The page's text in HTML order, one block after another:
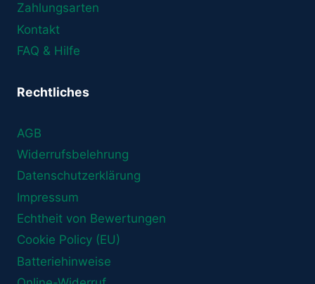
Zahlungsarten
Kontakt
FAQ & Hilfe
Rechtliches
AGB
Widerrufsbelehrung
Datenschutzerklärung
Impressum
Echtheit von Bewertungen
Cookie Policy (EU)
Batteriehinweise